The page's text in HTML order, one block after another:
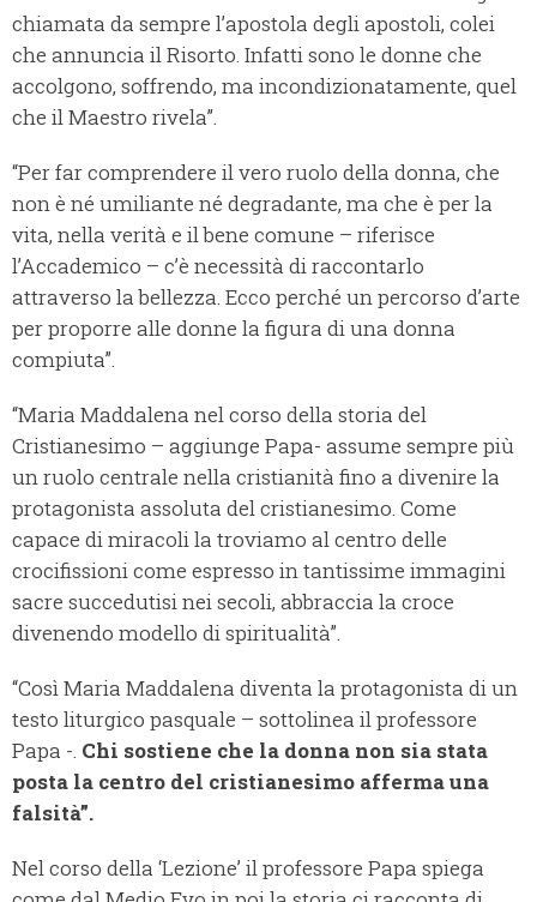
chiamata da sempre l’apostola degli apostoli, colei
che annuncia il Risorto. Infatti sono le donne che
accolgono, soffrendo, ma incondizionatamente, quel
che il Maestro rivela”.
“Per far comprendere il vero ruolo della donna, che
non è né umiliante né degradante, ma che è per la
vita, nella verità e il bene comune – riferisce
l’Accademico – c’è necessità di raccontarlo
attraverso la bellezza. Ecco perché un percorso d’arte
per proporre alle donne la figura di una donna
compiuta”.
“Maria Maddalena nel corso della storia del
Cristianesimo – aggiunge Papa- assume sempre più
un ruolo centrale nella cristianità fino a divenire la
protagonista assoluta del cristianesimo. Come
capace di miracoli la troviamo al centro delle
crocifissioni come espresso in tantissime immagini
sacre succedutisi nei secoli, abbraccia la croce
divenendo modello di spiritualità”.
“Così Maria Maddalena diventa la protagonista di un
testo liturgico pasquale – sottolinea il professore
Papa -. Chi sostiene che la donna non sia stata
posta la centro del cristianesimo afferma una
falsità”.
Nel corso della ‘Lezione’ il professore Papa spiega